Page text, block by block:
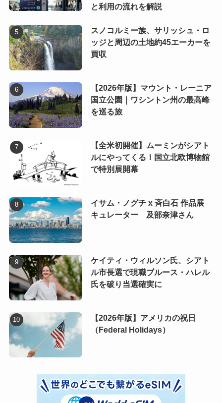
と利用の流れを解説
スノコルミー族、サリッシュ・ロ
ッジと周辺の土地約45エーカーを
買収
【2026年版】マウント・レーニア
国立公園｜ワシントン州の最高峰
を巡る旅
【全米初開催】ムーミンがシアト
ルにやってくる！国立北欧博物館
で特別展開幕
イサム・ノグチ x 斉白石 作品展
キュレーター 及部奈津さん
ケイティ・ウィルソン氏、シアト
ル市長選で現職ブルース・ハレル
氏を破り当選確実に
【2026年版】アメリカの祝日
（Federal Holidays）